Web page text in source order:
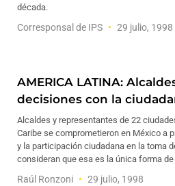
década.
Corresponsal de IPS 29 julio, 1998
AMERICA LATINA:
decisiones con la
Alcaldes y representantes de 22
Caribe se comprometieron en México a
y la participación ciudadana en la toma
consideran que esa es la única forma
Raúl Ronzoni 29 julio, 1998